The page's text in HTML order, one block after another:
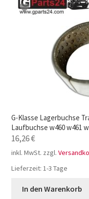
G-Klasse Lagerbuchse
Laufbuchse w460 w461
16,26€
inkl. MwSt. zzgl.
Lieferzeit: 1-3 Tage
In den Warenkorb